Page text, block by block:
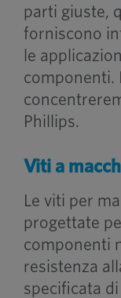
parti giuste,
forniscono
le
componenti.
Phillips.
Viti a
Le viti per
progettate
componenti
resistenza
specificata